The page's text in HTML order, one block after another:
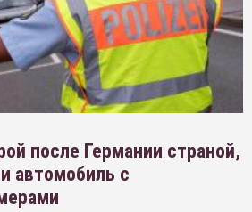
после Германии страной,
автомобиль с